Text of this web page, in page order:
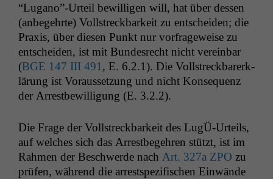
“Lugano”-Urteil bewil­li­gen will, hat über dessen
(anbegehrte) Voll­streck­barkeit zu entschei­den; die
Prax­is, über diesen Punkt nur vor­frageweise zu
entschei­den, ist mit Bun­desrecht nicht vere­in­bar
(BGE 147 III 491 , E. 6.2.1). Die Voll­streck­bar­erk­
lärung ist Voraus­set­zung und nicht Kon­se­quenz
der Arrest­be­wil­li­gung (E. 3.2.2).
Die Frage der Voll­streck­barkeit des LugÜ-Urteils,
auf welch­es sich das Arrest­begehren stützt, ist im
Rah­men der Beschw­erde nach Art. 327a ZPO zu
prüfen, während die arrest­spez­i­fis­chen Ein­wände